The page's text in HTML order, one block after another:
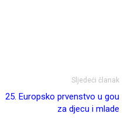
Sljedeći članak
25. Europsko prvenstvo u gou
za djecu i mlade